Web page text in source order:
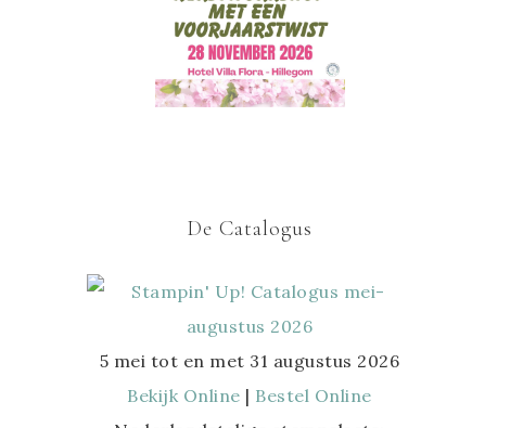
De Catalogus
5 mei tot en met 31 augustus 2026
Bekijk Online | Bestel Online